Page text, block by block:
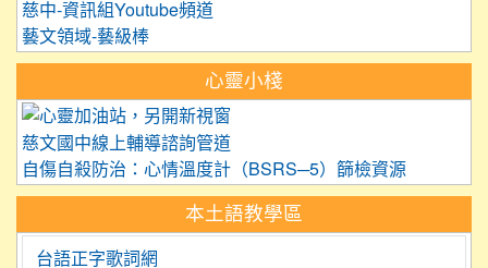
慈中-資訊組Youtube頻道
藝文領域-藝級棒
心靈小棧
慈文國中線上輔導諮詢管道
自傷自殺防治：心情溫度計（BSRS─5）篩檢資源
本土語教學區
台語正字歌詞網